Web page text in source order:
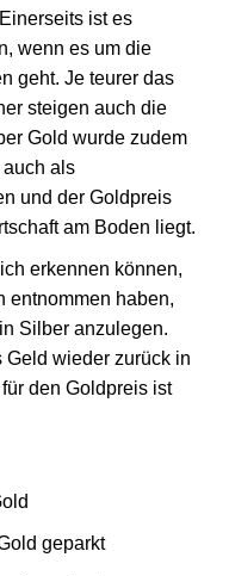
ist es
wenn es um die
geht. Je teurer das
steigen auch die
Gold wurde zudem
als
und der Goldpreis
am Boden liegt.
erkennen können,
entnommen haben,
Silber anzulegen.
Geld wieder zurück in
den Goldpreis ist
geparkt